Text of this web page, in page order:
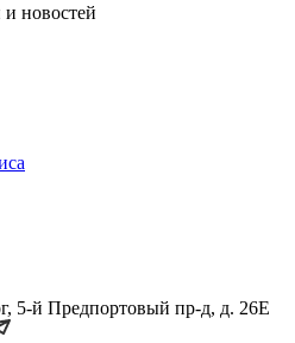
новостей
5-й Предпортовый пр-д, д. 26Е